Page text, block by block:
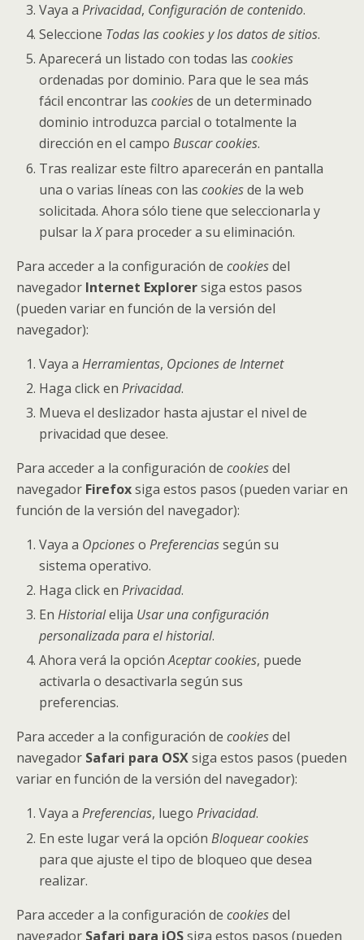
Vaya aPrivacidad, Configuración de contenido.
Seleccione Todas lascookiesy los datos de sitios.
Aparecerá un listado con todas lascookies
ordenadas por dominio. Para que le sea más
fácil encontrar lascookiesde un determinado
dominio introduzca parcial o totalmente la
dirección en el campoBuscar cookies.
Tras realizar este filtro aparecerán en pantalla
una o varias líneas con lascookiesde la web
solicitada. Ahora sólo tiene que seleccionarla y
pulsar laXpara proceder a su eliminación.
Para acceder a la configuración de cookiesdel
navegador Internet Explorersiga estos pasos
(pueden variar en función de la versión del
navegador):
Vaya aHerramientas, Opciones de Internet
Haga click enPrivacidad.
Mueva el deslizador hasta ajustar el nivel de
privacidad que desee.
Para acceder a la configuración de cookiesdel
navegador Firefoxsiga estos pasos (pueden variar en
función de la versión del navegador):
Vaya a OpcionesoPreferenciassegún su
sistema operativo.
Haga click enPrivacidad.
EnHistorialelija Usar una configuración
personalizada para el historial.
Ahora verá la opciónAceptar cookies, puede
activarla o desactivarla según sus
preferencias.
Para acceder a la configuración de cookiesdel
navegador Safari para OSXsiga estos pasos (pueden
variar en función de la versión del navegador):
Vaya aPreferencias, luegoPrivacidad.
En este lugar verá la opciónBloquear cookies
para que ajuste el tipo de bloqueo que desea
realizar.
Para acceder a la configuración de cookiesdel
navegador Safari para iOSsiga estos pasos (pueden